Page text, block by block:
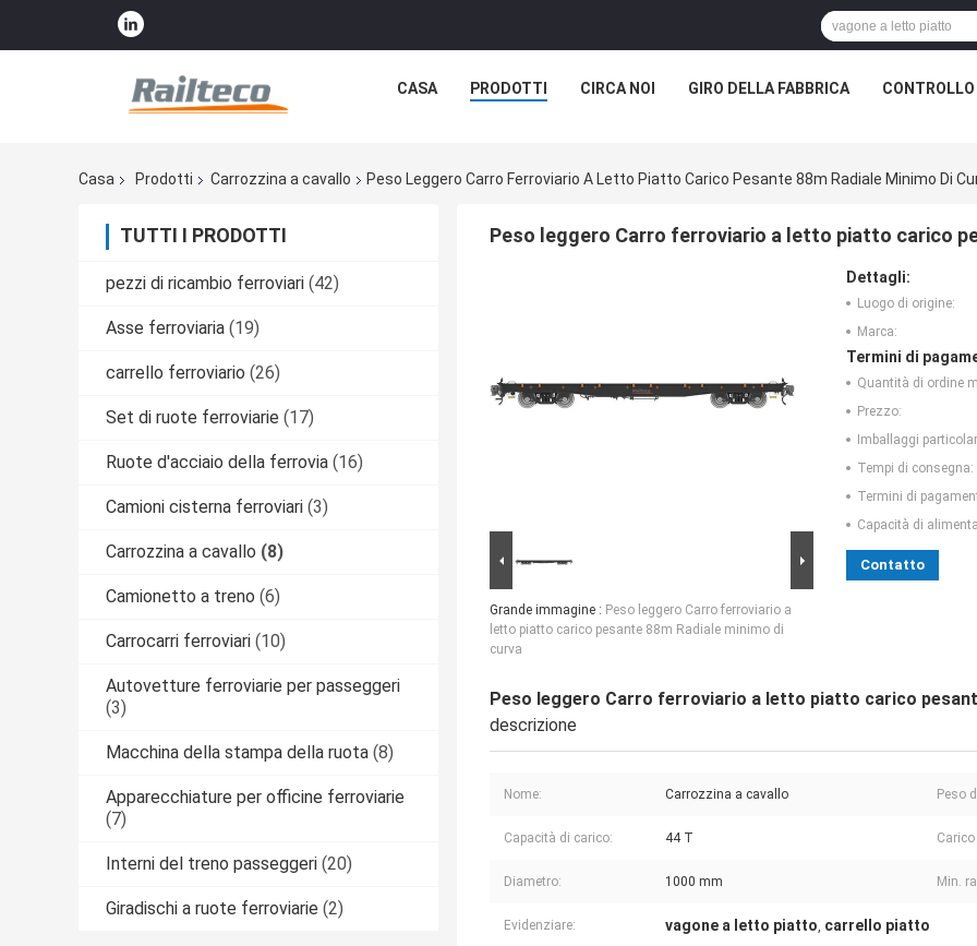
CASA PRODOTTI CIRCA NOI GIRO DELLA FABBRICA
Casa Prodotti Carrozzina a cavallo Peso Leggero Carro Ferroviario A Letto Piatto Carico Pesante 88m Radiale Minimo Di
TUTTI I PRODOTTI
pezzi di ricambio ferroviari (42)
Asse ferroviaria (19)
carrello ferroviario (26)
Set di ruote ferroviarie (17)
Ruote d'acciaio della ferrovia (16)
Camioni cisterna ferroviari (3)
Carrozzina a cavallo (8)
Camionetto a treno (6)
Carrocarri ferroviari (10)
Autovetture ferroviarie per passeggeri
(3)
Macchina della stampa della ruota (8)
Apparecchiature per officine ferroviarie
(7)
Interni del treno passeggeri (20)
Giradischi a ruote ferroviarie (2)
Peso leggero Carro ferroviario a letto piatto carico
Grande immagine : Peso leggero Carro ferroviario a
letto piatto carico pesante 88m Radiale minimo di
curva
Dettagli:
Luogo di origine:
Marca:
Termini di
Quantità di ordine
Prezzo:
Imballaggi
Tempi di consegna:
Termini di
Capacità di
Contatto
Peso leggero Carro ferroviario a letto piatto carico
descrizione
Nome: Carrozzina a cavallo Peso
Capacità di carico: 44 T
Diametro: 1000 mm Min.
Evidenziare: vagone a letto piatto, carrello piatto